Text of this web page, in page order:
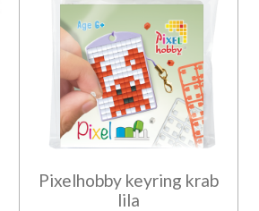
Pixelhobby keyring krab
lila